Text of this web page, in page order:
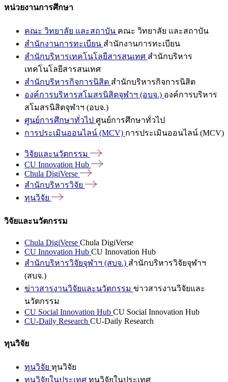
หน่วยงานการศึกษา
คณะ วิทยาลัย และสถาบัน คณะ วิทยาลัย และสถาบัน
สำนักงานการทะเบียน สำนักงานการทะเบียน
สำนักบริหารเทคโนโลยีสารสนเทศ สำนักบริหาร
เทคโนโลยีสารสนเทศ
สำนักบริหารกิจการนิสิต สำนักบริหารกิจการนิสิต
องค์การบริหารสโมสรนิสิตจุฬาฯ (อบจ.) องค์การบริหาร
สโมสรนิสิตจุฬาฯ (อบจ.)
ศูนย์การศึกษาทั่วไป ศูนย์การศึกษาทั่วไป
การประเมินออนไลน์ (MCV) การประเมินออนไลน์ (MCV)
วิจัยและนวัตกรรม
CU Innovation Hub
Chula DigiVerse
สำนักบริหารวิจัย
ทุนวิจัย
วิจัยและนวัตกรรม
Chula DigiVerse Chula DigiVerse
CU Innovation Hub CU Innovation Hub
สำนักบริหารวิจัยจุฬาฯ (สบจ.) สำนักบริหารวิจัยจุฬาฯ
(สบจ.)
ข่าวสารงานวิจัยและนวัตกรรม ข่าวสารงานวิจัยและ
นวัตกรรม
CU Social Innovation Hub CU Social Innovation Hub
CU-Daily Research CU-Daily Research
ทุนวิจัย
ทุนวิจัย ทุนวิจัย
ทุนวิจัยในประเทศ ทุนวิจัยในประเทศ